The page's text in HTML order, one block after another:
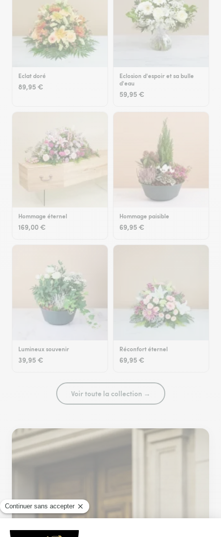
Eclat doré
89,95 €
Eclosion d'espoir et sa bulle
d'eau
59,95 €
Hommage éternel
169,00 €
Hommage paisible
69,95 €
Lumineux souvenir
39,95 €
Réconfort éternel
69,95 €
Voir toute la collection →